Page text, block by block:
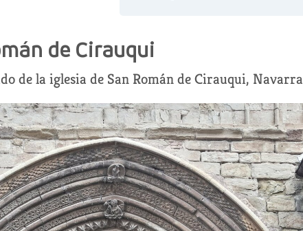
de Cirauqui
de la iglesia de San Román de Cirauqui, Navarra